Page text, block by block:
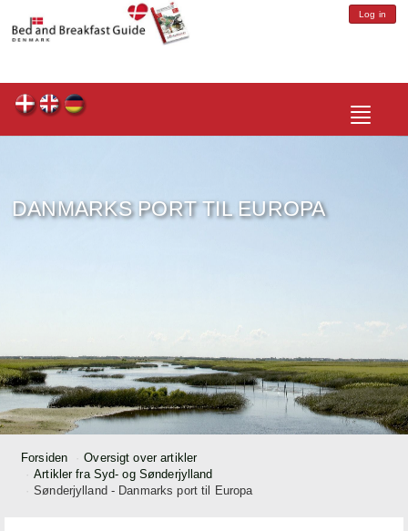
Log in
Toggle
DANMARKS PORT TIL EUROPA
Forsiden
Oversigt over artikler
Artikler fra Syd- og Sønderjylland
Sønderjylland - Danmarks port til Europa